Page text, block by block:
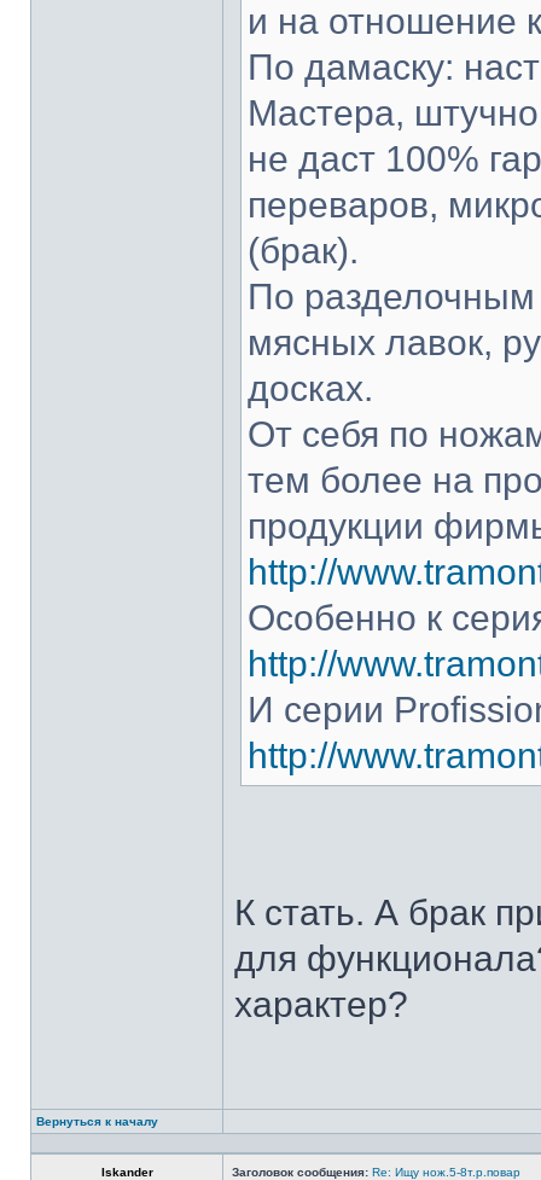
и на отношение
По дамаску:
Мастера,
не даст 100%
переваров,
(брак).
По разделочным
мясных лавок,
досках.
От себя по
тем более на
продукции
http://
Особенно к
http://
И серии
http://
К стать. А брак
для
характер?
Вернуться к началу
Iskander Заголовок сообщения: Re: Ищу нож.5-8т.р.повар